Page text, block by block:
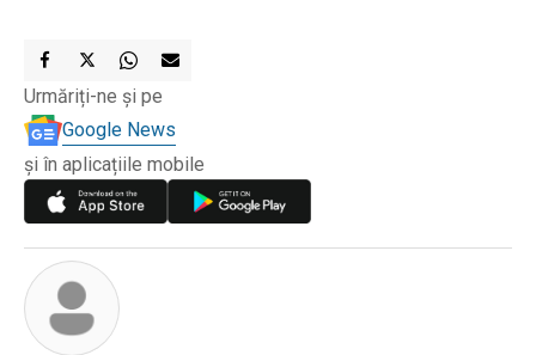
Urmăriți-ne și pe
Google News
și în aplicațiile mobile